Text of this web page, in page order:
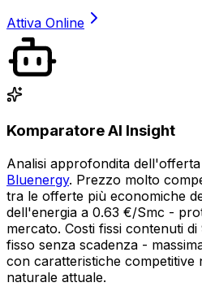
Attiva Online
Komparatore AI Insight
Analisi approfondita
Bluenergy. Prezzo molto
tra le offerte più economiche
dell'energia a 0.63 €/Smc -
mercato. Costi fissi contenuti
fisso senza scadenza -
con caratteristiche competitive
naturale attuale.